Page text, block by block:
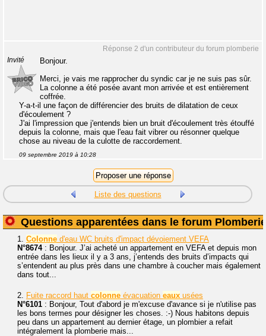
Réponse 2 d'un contributeur du forum plomberie
Invité
Bonjour.
Merci, je vais me rapprocher du syndic car je ne suis pas sûr.
La colonne a été posée avant mon arrivée et est entièrement
coffrée.
Y-a-t-il une façon de différencier des bruits de dilatation de ceux
d'écoulement ?
J'ai l'impression que j'entends bien un bruit d'écoulement très étouffé
depuis la colonne, mais que l'eau fait vibrer ou résonner quelque
chose au niveau de la culotte de raccordement.
09 septembre 2019 à 10:28
Liste des questions
Questions apparentées dans le forum Plomberie
1. Colonne d'eau WC bruits d'impact dévoiement VEFA
N°8674: Bonjour. J’ai acheté un appartement en VEFA et depuis mon
entrée dans les lieux il y a 3 ans, j’entends des bruits d’impacts qui
s’entendent au plus près dans une chambre à coucher mais également
dans tout...
2. Fuite raccord haut colonne évacuation eaux usées
N°6101 : Bonjour, Tout d'abord je m'excuse d'avance si je n'utilise pas
les bons termes pour désigner les choses. :-) Nous habitons depuis
peu dans un appartement au dernier étage, un plombier a refait
intégralement la plomberie mais...